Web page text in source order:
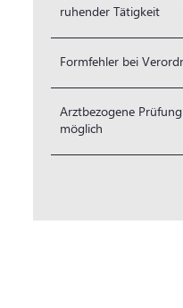
ruhender Tätigkeit
Formfehler bei
Arztbezogene
möglich